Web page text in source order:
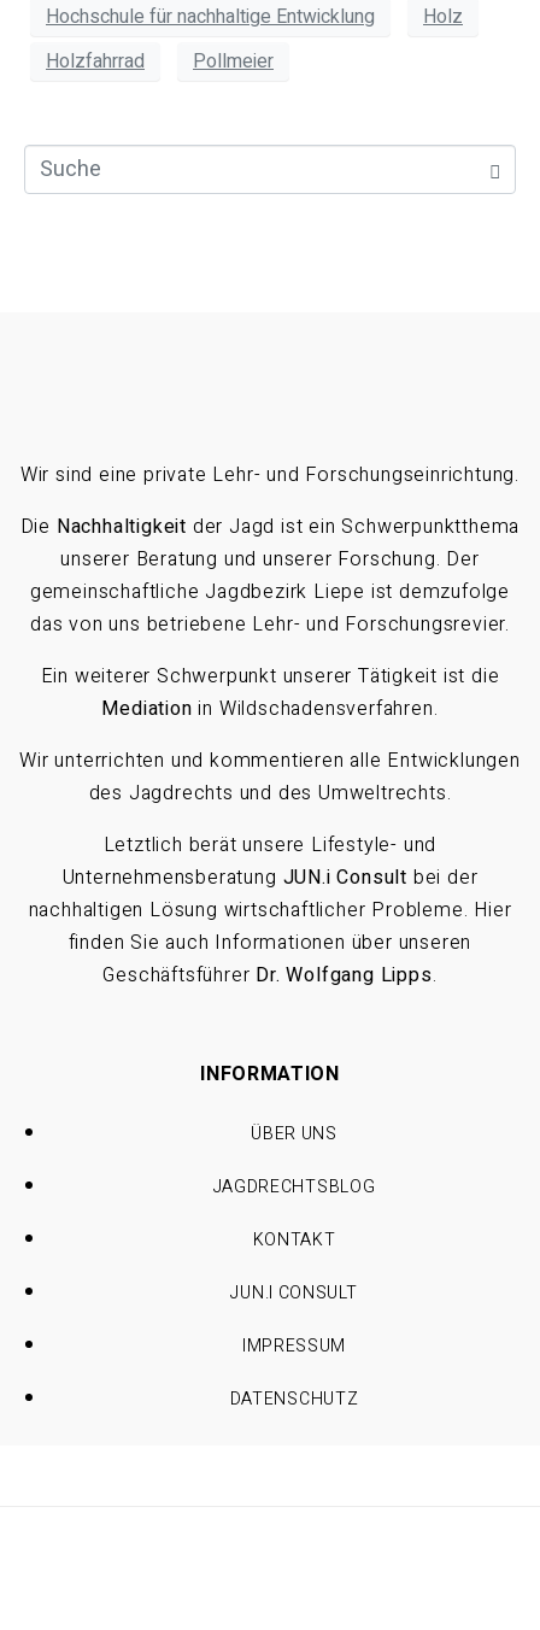
Hochschule für nachhaltige Entwicklung
Holz
Holzfahrrad
Pollmeier
Wir sind eine private Lehr- und Forschungseinrichtung.
Die Nachhaltigkeit der Jagd ist ein Schwerpunktthema
unserer Beratung und unserer Forschung. Der
gemeinschaftliche Jagdbezirk Liepe ist demzufolge
das von uns betriebene Lehr- und Forschungsrevier.
Ein weiterer Schwerpunkt unserer Tätigkeit ist die
Mediation in Wildschadensverfahren.
Wir unterrichten und kommentieren alle Entwicklungen
des Jagdrechts und des Umweltrechts.
Letztlich berät unsere Lifestyle- und
Unternehmensberatung JUN.i Consult bei der
nachhaltigen Lösung wirtschaftlicher Probleme. Hier
finden Sie auch Informationen über unseren
Geschäftsführer Dr. Wolfgang Lipps.
INFORMATION
ÜBER UNS
JAGDRECHTSBLOG
KONTAKT
JUN.I CONSULT
IMPRESSUM
DATENSCHUTZ